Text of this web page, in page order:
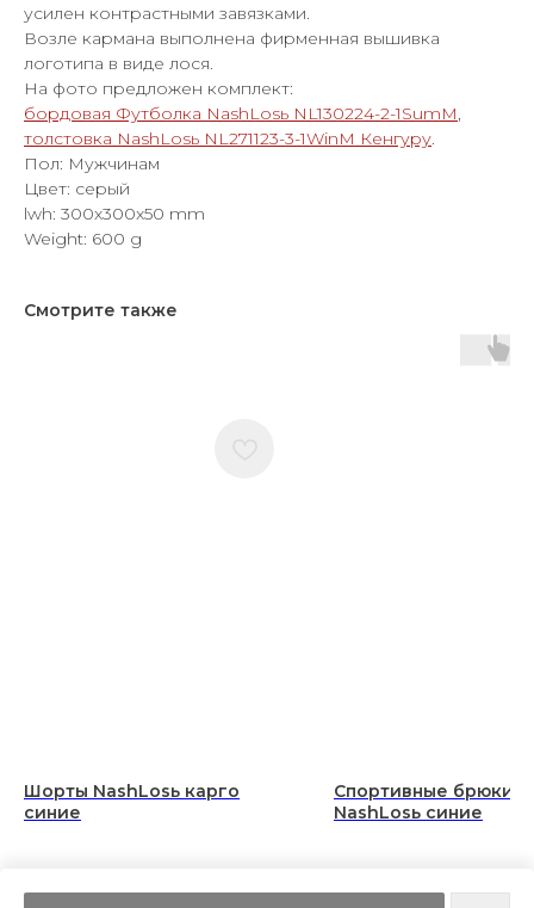
усилен контрастными завязками.
Возле кармана выполнена фирменная вышивка
логотипа в виде лося.
На фото предложен комплект:
бордовая Футболка NashLosь NL130224-2-1SumM,
толстовка NashLosь NL271123-3-1WinM Кенгуру.
Пол: Мужчинам
Цвет: серый
lwh: 300x300x50 mm
Weight: 600 g
Смотрите также
Шорты NashLosь карго
синие
Спортивные брюки
NashLosь синие